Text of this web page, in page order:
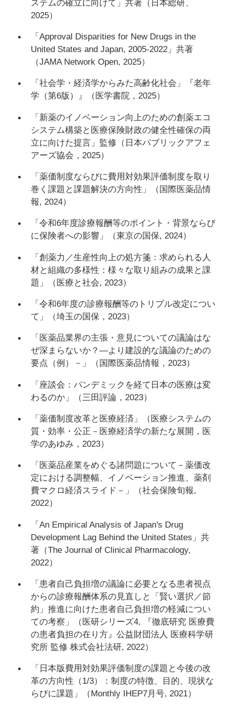
ステムの確立に向けて」共著（日本総研、
2025）
「Approval Disparities for New Drugs in the
United States and Japan, 2005-2022」共著
（JAMA Network Open, 2025）
「社会学・経済学からみた高齢化社会」『老年
学（第6版）』（医学書院，2025）
「新薬のイノベーション向上のための創薬エコ
システム構築と医療保険財政の健全性確保の両
立に向けた提言」監修（日本パブリックアフェ
アーズ協会，2025）
「薬価制度ならびに費用対効果評価制度を取り
巻く課題と課題解決の方向性」（国際医薬品情
報, 2024）
「令和6年度診療報酬等のポイント・背景ならび
に保険者への影響」（東京の国保, 2024）
「創薬力／生産性向上の処方箋：求められる人
材と組織の多様性：様々な取り組みの成果と課
題」（医療と社会, 2023）
「令和6年度の診療報酬等のトリプル改定につい
て」（埼玉の国保，2023）
「医薬品業界の主張・意見についての議論はな
ぜ深まらないか？―より建設的な議論のための
要点（例）－」（国際医薬品情報，2023）
「座談会：パンデミックを経て日本の医療は変
わるのか」（三田評論，2023）
「薬価制度改革と医療経済」（医療システムの
質・効率・公正－医療経済学の新たな展開，医
学のあゆみ，2023）
「医薬品産業をめぐる諸問題について－薬価改
定における調整幅、イノベーション推進、薬剤
費マクロ経済スライド－」（社会保険旬報,
2022）
「An Empirical Analysis of Japan's Drug
Development Lag Behind the United States」共
著（The Journal of Clinical Pharmacology,
2022）
「患者自己負担増の議論に必要となる患者視点
からの診療報酬体系の見直しと「賢い選択／節
約」推進に向けた患者自己負担増の軽減につい
ての考察」（医研シリーズ4, 『徹底研究 医療費
の患者負担の在り方』公益財団法人 医療科学研
究所 監修 株式会社法研, 2022）
「日本版費用対効果評価制度の課題と今後の改
革の方向性（1/3）：制度の特徴、目的、現状な
らびに課題」（Monthly IHEP7月号, 2021）